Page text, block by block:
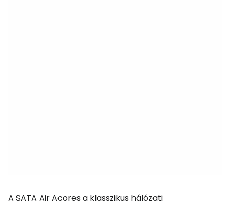
A SATA Air Acores a klasszikus hálózati